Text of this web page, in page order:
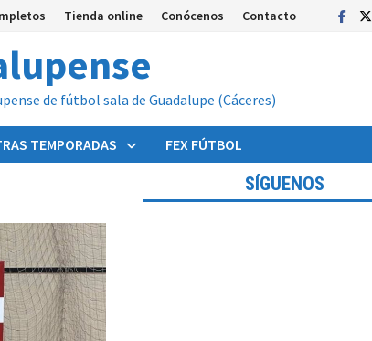
Tienda online Conócenos Contacto
de fútbol sala de Guadalupe (Cáceres)
TEMPORADAS FEX FÚTBOL
SÍGUENOS